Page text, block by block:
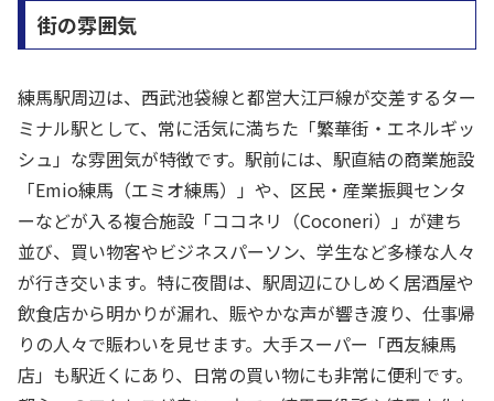
街の雰囲気
練馬駅周辺は、西武池袋線と都営大江戸線が交差するター
ミナル駅として、常に活気に満ちた「繁華街・エネルギッ
シュ」な雰囲気が特徴です。駅前には、駅直結の商業施設
「Emio練馬（エミオ練馬）」や、区民・産業振興センタ
ーなどが入る複合施設「ココネリ（Coconeri）」が建ち
並び、買い物客やビジネスパーソン、学生など多様な人々
が行き交います。特に夜間は、駅周辺にひしめく居酒屋や
飲食店から明かりが漏れ、賑やかな声が響き渡り、仕事帰
りの人々で賑わいを見せます。大手スーパー「西友練馬
店」も駅近くにあり、日常の買い物にも非常に便利です。